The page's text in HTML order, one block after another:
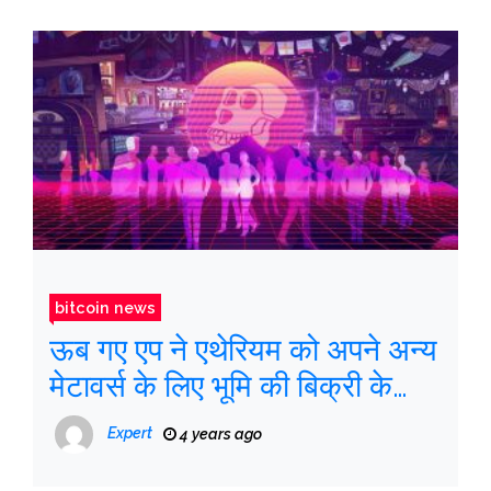
bitcoin news
ऊब गए एप ने एथेरियम को अपने अन्य
मेटावर्स के लिए भूमि की बिक्री के
साथ क्रैश कर दिया
Expert 4 years ago